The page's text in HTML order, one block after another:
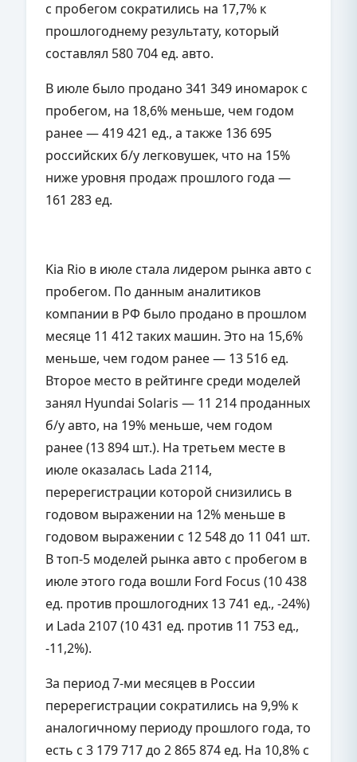
с пробегом сократились на 17,7% к
прошлогоднему результату, который
составлял 580 704 ед. авто.
В июле было продано 341 349 иномарок с
пробегом, на 18,6% меньше, чем годом
ранее — 419 421 ед., а также 136 695
российских б/у легковушек, что на 15%
ниже уровня продаж прошлого года —
161 283 ед.
Kia Rio в июле стала лидером рынка авто с
пробегом. По данным аналитиков
компании в РФ было продано в прошлом
месяце 11 412 таких машин. Это на 15,6%
меньше, чем годом ранее — 13 516 ед.
Второе место в рейтинге среди моделей
занял Hyundai Solaris — 11 214 проданных
б/у авто, на 19% меньше, чем годом
ранее (13 894 шт.). На третьем месте в
июле оказалась Lada 2114,
перерегистрации которой снизились в
годовом выражении на 12% меньше в
годовом выражении с 12 548 до 11 041 шт.
В топ-5 моделей рынка авто с пробегом в
июле этого года вошли Ford Focus (10 438
ед. против прошлогодних 13 741 ед., -24%)
и Lada 2107 (10 431 ед. против 11 753 ед.,
-11,2%).
За период 7-ми месяцев в России
перерегистрации сократились на 9,9% к
аналогичному периоду прошлого года, то
есть с 3 179 717 до 2 865 874 ед. На 10,8% с